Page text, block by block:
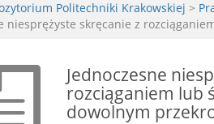
Politechniki Krakowskiej >
niesprężyste skręcanie z
Jednoczesne
rozciąganiem lub
dowolnym